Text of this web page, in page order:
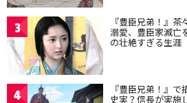
3 『豊臣兄弟！』
溺愛、豊臣家滅亡
の壮絶すぎる生涯
4 『豊臣兄弟！』
史実？信長が実施